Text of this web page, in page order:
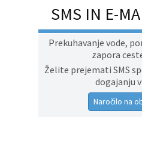
SMS IN E-
Prekuhavanje vode,
zapora
Želite prejemati SMS
dogajanju
Naročilo na